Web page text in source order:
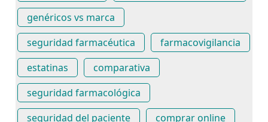
genéricos vs marca
seguridad farmacéutica
farmacovigilancia
estatinas
comparativa
seguridad farmacológica
seguridad del paciente
comprar online